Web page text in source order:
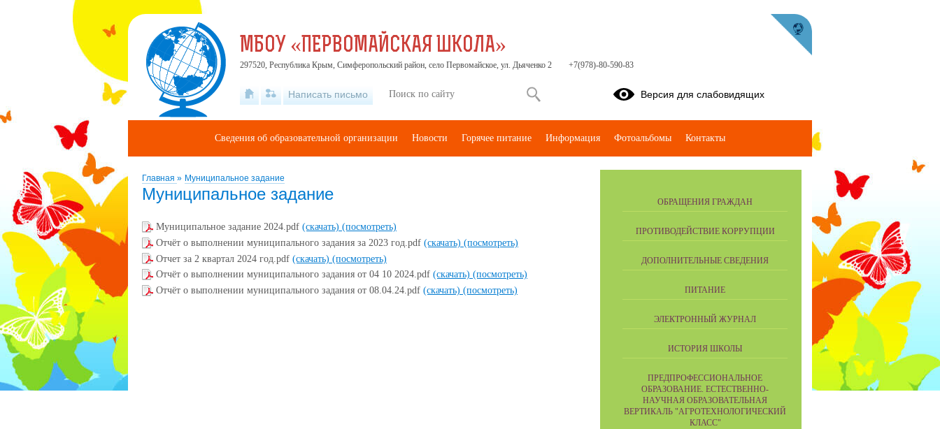
Главная » Муниципальное задание
Муниципальное задание
Муниципальное задание 2024.pdf (скачать) (посмотреть)
Отчёт о выполнении муниципального задания за 2023 год.pdf (скачать) (посмотреть)
Отчет за 2 квартал 2024 год.pdf (скачать) (посмотреть)
Отчёт о выполнении муниципального задания от 04 10 2024.pdf (скачать) (посмотреть)
Отчёт о выполнении муниципального задания от 08.04.24.pdf (скачать) (посмотреть)
ОБРАЩЕНИЯ ГРАЖДАН
ПРОТИВОДЕЙСТВИЕ КОРРУПЦИИ
ДОПОЛНИТЕЛЬНЫЕ СВЕДЕНИЯ
ПИТАНИЕ
ЭЛЕКТРОННЫЙ ЖУРНАЛ
ИСТОРИЯ ШКОЛЫ
ПРЕДПРОФЕССИОНАЛЬНОЕ
ОБРАЗОВАНИЕ. ЕСТЕСТВЕННО-
НАУЧНАЯ ОБРАЗОВАТЕЛЬНАЯ
ВЕРТИКАЛЬ "АГРОТЕХНОЛОГИЧЕСКИЙ
КЛАСС"
МБОУ «ПЕРВОМАЙСКАЯ ШКОЛА»
297520, Республика Крым, Симферопольский район, село Первомайское, ул. Дьяченко 2 +7(978)-80-590-83
Написать письмо Версия для слабовидящих
Сведения об образовательной организации Новости Горячее питание Информация Фотоальбомы Контакты